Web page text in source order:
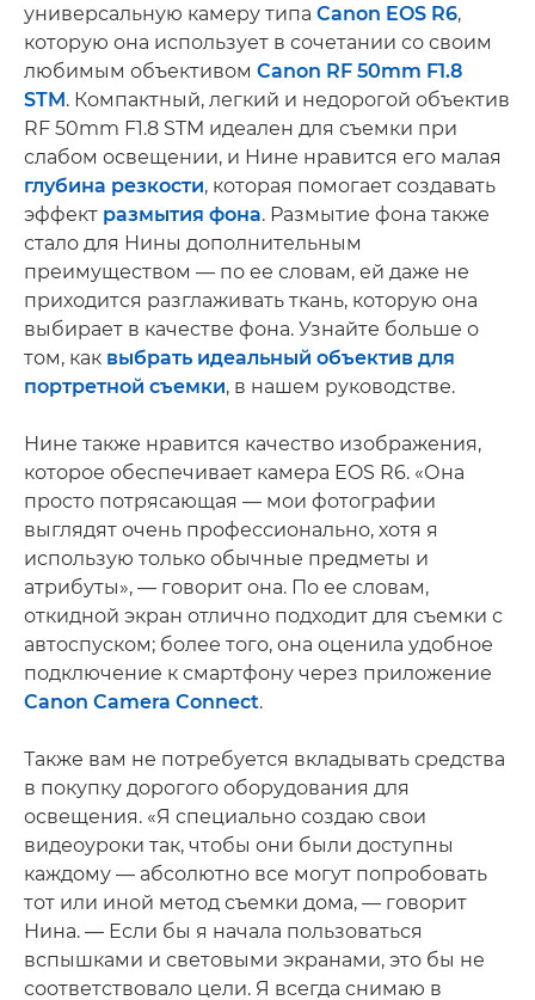
универсальную камеру типа Canon EOS R6,
которую она использует в сочетании со своим
любимым объективом Canon RF 50mm F1.8
STM. Компактный, легкий и недорогой объектив
RF 50mm F1.8 STM идеален для съемки при
слабом освещении, и Нине нравится его малая
глубина резкости, которая помогает создавать
эффект размытия фона. Размытие фона также
стало для Нины дополнительным
преимуществом — по ее словам, ей даже не
приходится разглаживать ткань, которую она
выбирает в качестве фона. Узнайте больше о
том, как выбрать идеальный объектив для
портретной съемки, в нашем руководстве.
Нине также нравится качество изображения,
которое обеспечивает камера EOS R6. «Она
просто потрясающая — мои фотографии
выглядят очень профессионально, хотя я
использую только обычные предметы и
атрибуты», — говорит она. По ее словам,
откидной экран отлично подходит для съемки с
автоспуском; более того, она оценила удобное
подключение к смартфону через приложение
Canon Camera Connect.
Также вам не потребуется вкладывать средства
в покупку дорогого оборудования для
освещения. «Я специально создаю свои
видеоуроки так, чтобы они были доступны
каждому — абсолютно все могут попробовать
тот или иной метод съемки дома, — говорит
Нина. — Если бы я начала пользоваться
вспышками и световыми экранами, это бы не
соответствовало цели. Я всегда снимаю в